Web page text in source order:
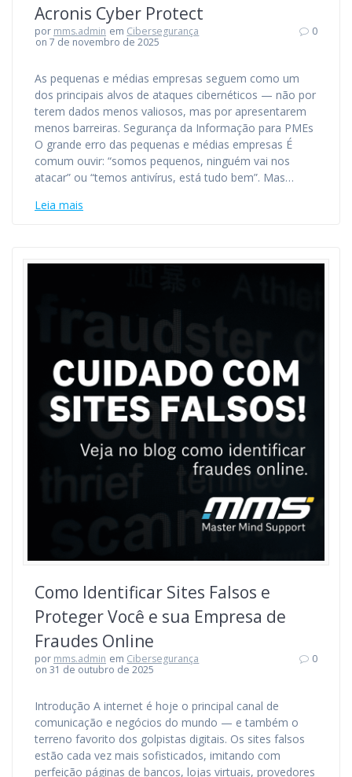
Acronis Cyber Protect
por mms.admin em Cibersegurança
on 7 de novembro de 2025
0
As pequenas e médias empresas seguem como um
dos principais alvos de ataques cibernéticos — não por
terem dados menos valiosos, mas por apresentarem
menos barreiras. Segurança da Informação para PMEs
O grande erro das pequenas e médias empresas É
comum ouvir: “somos pequenos, ninguém vai nos
atacar” ou “temos antivírus, está tudo bem”. Mas…
Leia mais
Como Identificar Sites Falsos e
Proteger Você e sua Empresa de
Fraudes Online
por mms.admin em Cibersegurança
on 31 de outubro de 2025
0
Introdução A internet é hoje o principal canal de
comunicação e negócios do mundo — e também o
terreno favorito dos golpistas digitais. Os sites falsos
estão cada vez mais sofisticados, imitando com
perfeição páginas de bancos, lojas virtuais, provedores